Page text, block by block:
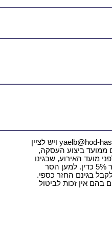
ביטול עסקה ניתן לבצע באמצעות הודעה בכתב לדוא"ל yaelb@hod-hasharon.muni.il ויש לציין
שברצונך לבטל. ביטול עסקה אפשרי בתוך 14 ימים ממועד ביצוע העסקה,
ימי מנוחה, לפני מועד האירוע, שבגינו
התבצעה העסקה. בכל מקרה של ביטול עסקה ייגבו דמי ביטול בשיעור 5% כדין. למען הסר
מופע ולא ניתן לקבל בגינם החזר כספי.
בהם אין זכות לביטול